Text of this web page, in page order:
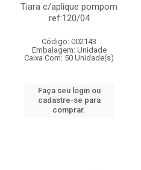
Tiara c/aplique pompom
ref:120/04
Código: 002143
Embalagem: Unidade
Caixa Com: 50 Unidade(s)
Faça seu login ou
cadastre-se para
comprar.